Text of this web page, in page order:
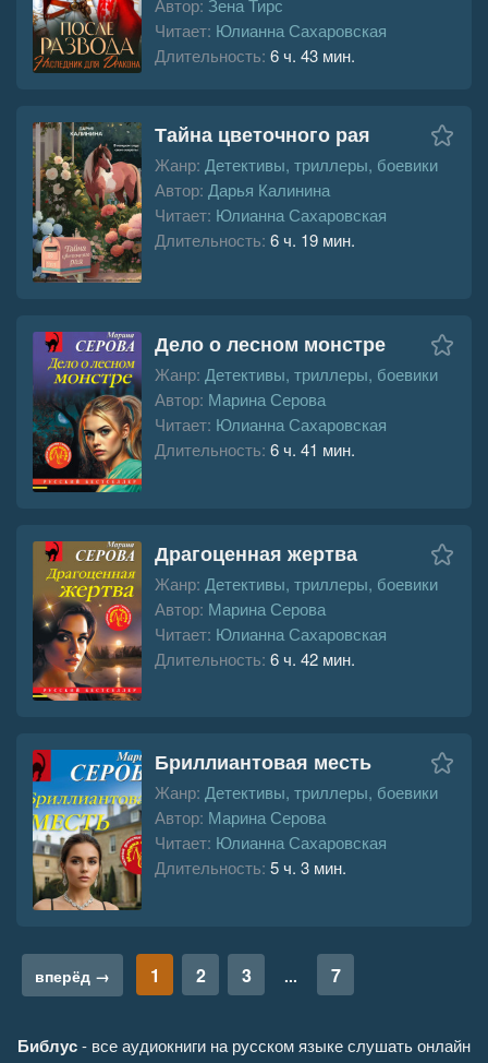
Читает: Юлианна Сахаровская
Длительность: 6 ч. 43 мин.
Тайна цветочного рая
Жанр: Детективы, триллеры, боевики
Автор: Дарья Калинина
Читает: Юлианна Сахаровская
Длительность: 6 ч. 19 мин.
Дело о лесном монстре
Жанр: Детективы, триллеры, боевики
Автор: Марина Серова
Читает: Юлианна Сахаровская
Длительность: 6 ч. 41 мин.
Драгоценная жертва
Жанр: Детективы, триллеры, боевики
Автор: Марина Серова
Читает: Юлианна Сахаровская
Длительность: 6 ч. 42 мин.
Бриллиантовая месть
Жанр: Детективы, триллеры, боевики
Автор: Марина Серова
Читает: Юлианна Сахаровская
Длительность: 5 ч. 3 мин.
вперёд → 1 2 3 ... 7
Библус- все аудиокниги на русском языке слушать онлайн